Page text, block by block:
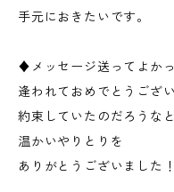
手元におきたいです。
♦︎メッセージ送ってよか
逢われておめでとうござ
約束していたのだろうな
温かいやりとりを
ありがとうございました！